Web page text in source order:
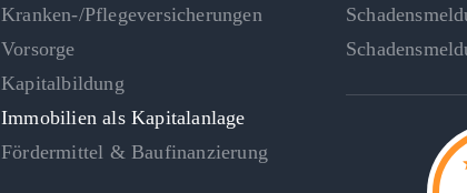
Kranken-/Pflegeversicherungen
Vorsorge
Kapitalbildung
Immobilien als Kapitalanlage
Fördermittel & Baufinanzierung